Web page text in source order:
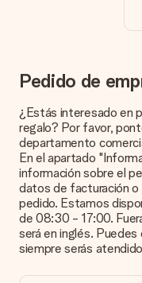
¿La personalización
El precio que se
¿Cómo puedo saber
adecuada?
satisfecho con tu
de alta calidad. Si no
ponte en contacto con
incluye la foto junto
Ellos podrán
¿Qué formatos puedo
Puedes carga
esto demasiado
diferente que te
Pedido de
¿Estás interesado en
regalo? Por favor,
departamento
En el apartado
información sobre el
datos de facturación o
pedido. Estamos
de 08:30 - 17:00.
será en inglés.
siempre serás